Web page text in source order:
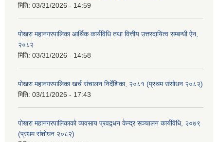
मिति: 03/31/2026 - 14:59
पोखरा महानगरपालिका आर्थिक कार्यविधि तथा वित्तीय उत्तरदायित्व सम्बन्धी ऐन,
२०८२
मिति: 03/31/2026 - 14:58
पोखरा महानगरपालिका खर्च संचालन निर्देशिका, २०८१ (प्रथम संसोधन २०८२)
मिति: 03/11/2026 - 17:43
पोखरा महानगरपालिकाको व्यवसाय प्रवद्र्धन केन्द्र सञ्चालन कार्यविधि, २०७९
(प्रथम संशोधन २०८२)